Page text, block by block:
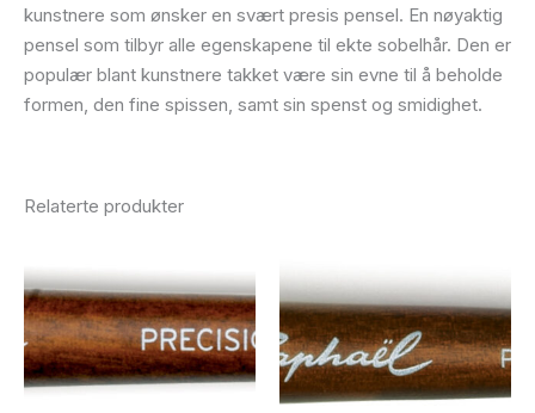
kunstnere som ønsker en svært presis pensel. En nøyaktig
pensel som tilbyr alle egenskapene til ekte sobelhår. Den er
populær blant kunstnere takket være sin evne til å beholde
formen, den fine spissen, samt sin spenst og smidighet.
Relaterte produkter